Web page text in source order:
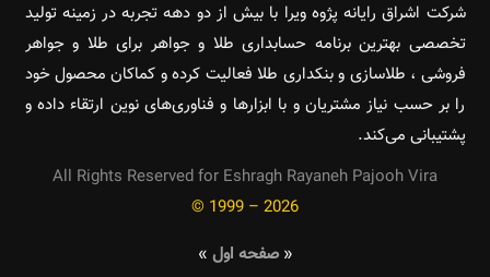
شرکت اشراق رایانه پژوه ویرا با بیش از دو دهه تجربه در زمینه تولید
تخصصی بهترین برنامه حسابداری طلا و جواهر برای طلا و جواهر
فروشی ، طلاسازی و بنکداری طلا فعالیت کرده و کماکان محصول خود
را بر حسب نیاز مشتریان و با ابزارها و فناوری‌های نوین ارتقاء داده و
پشتیبانی می‌کند.
All Rights Reserved for Eshragh Rayaneh Pajooh Vira
© 1999 – 2026
«صفحه اول »